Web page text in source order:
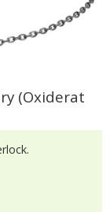
(Oxiderat